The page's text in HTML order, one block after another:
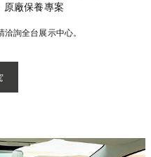
原廠保養專案
詢全台展示中心。